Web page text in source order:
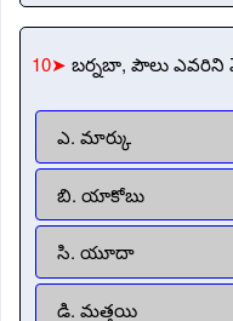
10➤ బర్నబా, పౌలు ఎవరిని
ఎ. మార్కు
బి. యాకోబు
సి. యూదా
డి. మత్తయి